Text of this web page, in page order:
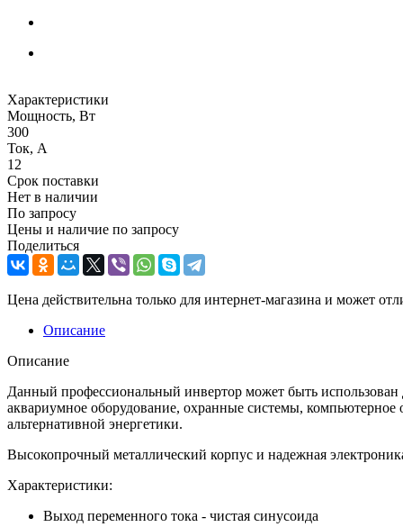
Характеристики
Мощность, Вт
300
Ток, А
12
Срок поставки
Нет в наличии
По запросу
Цены и наличие по запросу
Поделиться
Цена действительна только для интернет-магазина и может
Описание
Описание
Данный профессиональный инвертор может быть использован
аквариумное оборудование, охранные системы,
альтернативной энергетики.
Высокопрочный металлический корпус и надежная
Характеристики:
Выход переменного тока - чистая синусоида